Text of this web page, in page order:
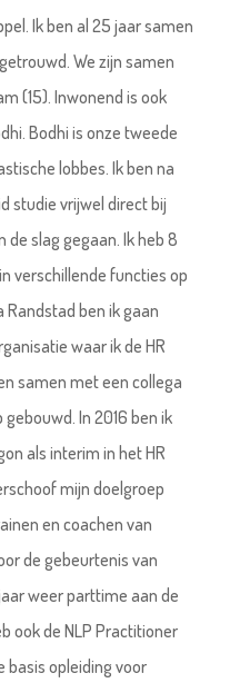
Ik ben al 25 jaar samen
We zijn samen
(15). Inwonend is ook
Bodhi is onze tweede
lobbes. Ik ben na
studie vrijwel direct bij
slag gegaan. Ik heb 8
verschillende functies op
Randstad ben ik gaan
waar ik de HR
samen met een collega
In 2016 ben ik
als interim in het HR
mijn doelgroep
en coachen van
de gebeurtenis van
weer parttime aan de
ook de NLP Practitioner
basis opleiding voor